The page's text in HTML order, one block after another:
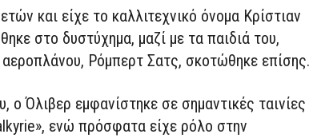
και είχε το καλλιτεχνικό όνομα Κρίστιαν
στο δυστύχημα, μαζί με τα παιδιά του,
Ρόμπερτ Σατς, σκοτώθηκε επίσης.
ο Όλιβερ εμφανίστηκε σε σημαντικές ταινίες
ενώ πρόσφατα είχε ρόλο στην